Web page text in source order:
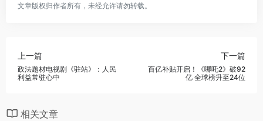
文章版权归作者所有，未经允许请勿转载。
上一篇
政法题材电视剧《驻站》：人民
利益常驻心中
下一篇
百亿补贴开启！《哪吒2》破92
亿 全球榜升至24位
相关文章